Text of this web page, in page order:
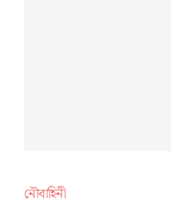
নৌবাহিনী